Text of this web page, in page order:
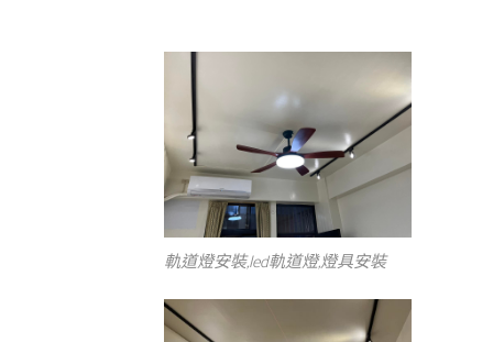
軌道燈安裝,led軌道燈,燈具安裝